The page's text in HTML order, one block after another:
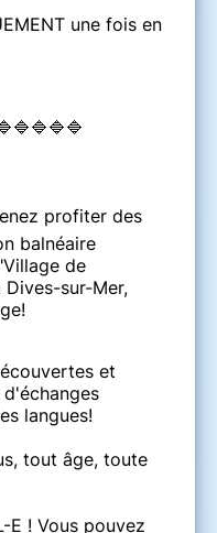
une fois en
profiter des
balnéaire
de
Dives-sur-Mer,
et
langues!
tout âge, toute
E ! Vous pouvez